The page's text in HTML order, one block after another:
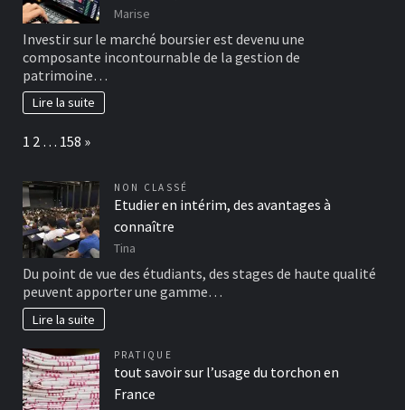
Marise
Investir sur le marché boursier est devenu une
composante incontournable de la gestion de
patrimoine…
Lire la suite
Page:
1 2 … 158 Next
»
NON CLASSÉ
Etudier en intérim, des avantages à
connaître
Tina
Du point de vue des étudiants, des stages de haute qualité
peuvent apporter une gamme…
Lire la suite
PRATIQUE
tout savoir sur l’usage du torchon en
France